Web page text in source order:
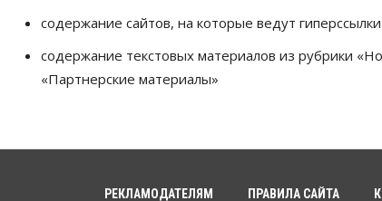
содержание сайтов, на которые ведут гиперссылки
содержание текстовых материалов из рубрики
«Партнерские материалы»
РЕКЛАМОДАТЕЛЯМ ПРАВИЛА САЙТА